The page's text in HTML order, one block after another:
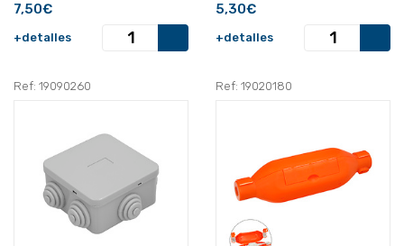
7,50€
+detalles
5,30€
+detalles
Ref: 19090260 Ref: 19020180